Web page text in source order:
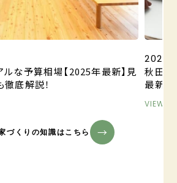
な予算相場【2025年最新】見
底解説！
秋田市
最新】
VIEW
づくりの知識はこちら